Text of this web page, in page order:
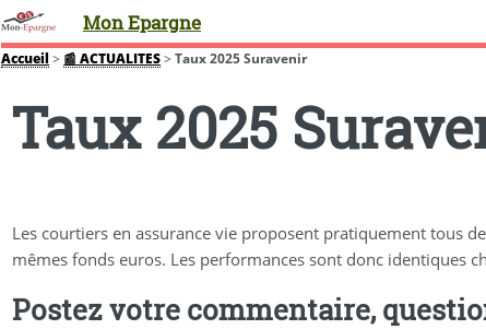
Mon Epargne
Accueil > 📰 ACTUALITES>Taux 2025 Suravenir
Taux 2025
Les courtiers en assurance vie proposent pratiquement tous
mêmes fonds euros. Les performances sont donc identiques
Postez votre commentaire,
Toggle